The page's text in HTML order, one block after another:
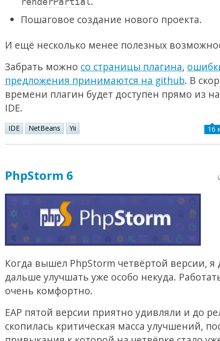
Пошаговое создание нового проекта.
И ещё несколько менее полезных
Забрать можно со страницы плагина,
предложения принимаются на github. В
времени плагин будет доступен прямо из
IDE.
IDE NetBeans Yii 16
PhpStorm 6
Когда вышел PhpStorm четвёртой версии, я
дальше улучшать уже особо некуда.
очень комфортно.
EAP пятой версии приятно удивляли и до
скопилась критическая масса улучшений,